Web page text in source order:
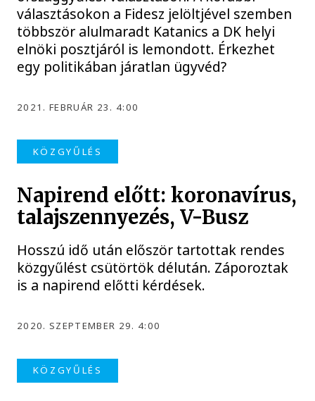
választásokon a Fidesz jelöltjével szemben
többször alulmaradt Katanics a DK helyi
elnöki posztjáról is lemondott. Érkezhet
egy politikában járatlan ügyvéd?
2021. FEBRUÁR 23. 4:00
KÖZGYŰLÉS
Napirend előtt: koronavírus,
talajszennyezés, V-Busz
Hosszú idő után először tartottak rendes
közgyűlést csütörtök délután. Záporoztak
is a napirend előtti kérdések.
2020. SZEPTEMBER 29. 4:00
KÖZGYŰLÉS